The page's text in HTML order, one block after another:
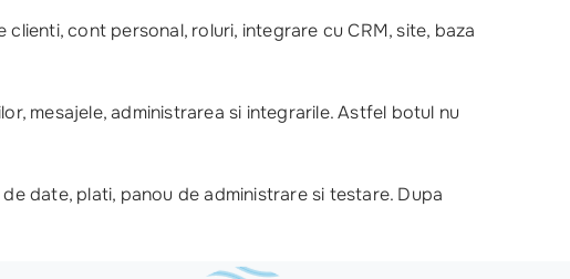
cont personal, roluri, integrare cu CRM, site, baza
mesajele, administrarea si integrarile. Astfel botul nu
date, plati, panou de administrare si testare. Dupa